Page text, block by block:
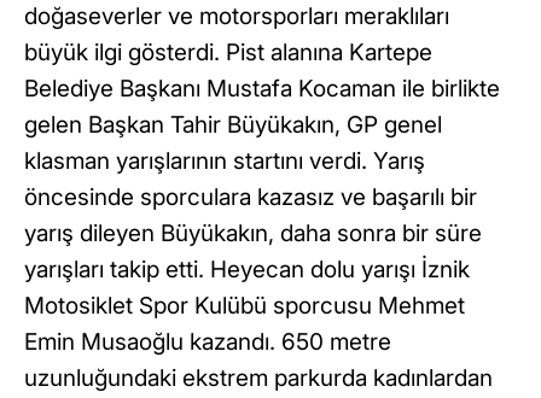
doğaseverler ve motorsporları meraklıları
büyük ilgi gösterdi. Pist alanına Kartepe
Belediye Başkanı Mustafa Kocaman ile birlikte
gelen Başkan Tahir Büyükakın, GP genel
klasman yarışlarının startını verdi. Yarış
öncesinde sporculara kazasız ve başarılı bir
yarış dileyen Büyükakın, daha sonra bir süre
yarışları takip etti. Heyecan dolu yarışı İznik
Motosiklet Spor Kulübü sporcusu Mehmet
Emin Musaoğlu kazandı. 650 metre
uzunluğundaki ekstrem parkurda kadınlardan